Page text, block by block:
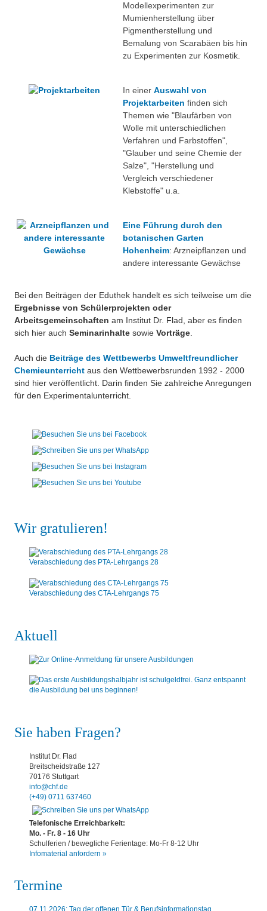
Modellexperimenten zur
Mumienherstellung über
Pigmentherstellung und
Bemalung von Scarabäen bis hin
zu Experimenten zur Kosmetik.
In einer Auswahl von
Projektarbeiten finden sich
Themen wie "Blaufärben von
Wolle mit unterschiedlichen
Verfahren und Farbstoffen",
"Glauber und seine Chemie der
Salze", "Herstellung und
Vergleich verschiedener
Klebstoffe" u.a.
Eine Führung durch den
botanischen Garten
Hohenheim: Arzneipflanzen und
andere interessante Gewächse
Bei den Beiträgen der Eduthek handelt es sich teilweise um die
Ergebnisse von Schülerprojekten oder
Arbeitsgemeinschaften am Institut Dr. Flad, aber es finden
sich hier auch Seminarinhalte sowie Vorträge
Auch die Beiträge des Wettbewerbs Umweltfreundlicher
Chemieunterricht aus den Wettbewerbsrunden 1992 - 2000
sind hier veröffentlicht. Darin finden Sie zahlreiche Anregungen
für den Experimentalunterricht.
Wir gratulieren!
Verabschiedung des PTA-Lehrgangs 28
Verabschiedung des CTA-Lehrgangs 75
Aktuell
Sie haben Fragen?
Institut Dr. Flad
Breitscheidstraße 127
70176 Stuttgart
info@chf.de
(+49) 0711 637460
Telefonische Erreichbarkeit:
Mo. - Fr. 8 - 16 Uhr
Schulferien / bewegliche Ferientage: Mo-Fr 8-12 Uhr
Infomaterial anfordern »
Termine